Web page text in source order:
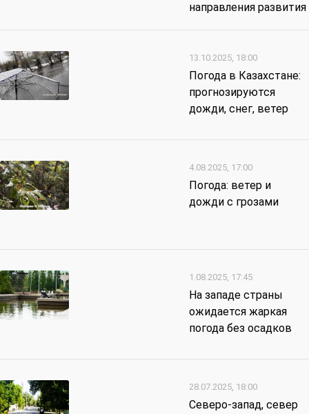
направления развития
13.10.2025, 18:00
Погода в Казахстане:
прогнозируются
дожди, снег, ветер
4.08.2025, 17:00
Погода: ветер и
дожди с грозами
1.08.2025, 17:45
На западе страны
ожидается жаркая
погода без осадков
28.07.2025, 18:00
Северо-запад, север